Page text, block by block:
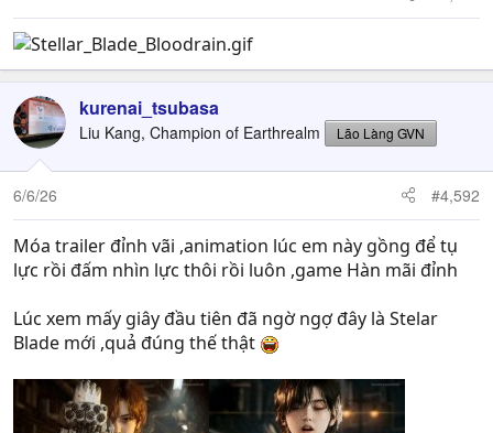
kurenai_tsubasa
Liu Kang, Champion of Earthrealm Lão Làng GVN
6/6/26 #4,592
Móa trailer đỉnh vãi ,animation lúc em này gồng để tụ
lực rồi đấm nhìn lực thôi rồi luôn ,game Hàn mãi đỉnh
Lúc xem mấy giây đầu tiên đã ngờ ngợ đây là Stelar
Blade mới ,quả đúng thế thật